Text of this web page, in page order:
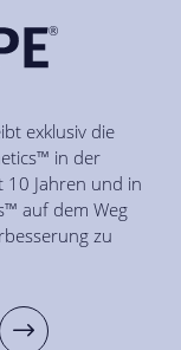
exklusiv die
in der
10 Jahren und in
auf dem Weg
zu